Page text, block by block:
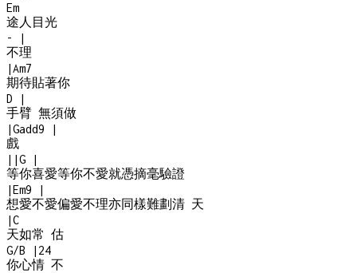
Em
途人目光
-
|
不理
|Am7
期待貼著你
D
|
手臂 無須做
|Gadd9
|
戲
| |G
|
等你喜愛等你不愛就憑摘毫驗證
|Em9
|
想愛不愛偏愛不理亦同樣難劃清 天
|C
天如常 估
G/B
| 24
你心情 不